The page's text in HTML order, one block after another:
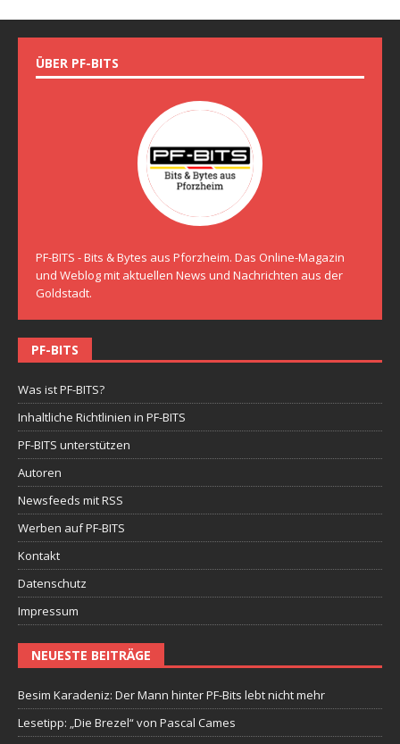
ÜBER PF-BITS
PF-BITS - Bits & Bytes aus Pforzheim. Das Online-Magazin
und Weblog mit aktuellen News und Nachrichten aus der
Goldstadt.
PF-BITS
Was ist PF-BITS?
Inhaltliche Richtlinien in PF-BITS
PF-BITS unterstützen
Autoren
Newsfeeds mit RSS
Werben auf PF-BITS
Kontakt
Datenschutz
Impressum
NEUESTE BEITRÄGE
Besim Karadeniz: Der Mann hinter PF-Bits lebt nicht mehr
Lesetipp: „Die Brezel“ von Pascal Cames